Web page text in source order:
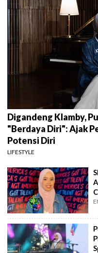
Digandeng Klamby,
"Berdaya Diri": Ajak
Potensi Diri
LIFESTYLE